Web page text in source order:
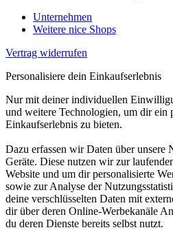
Unternehmen
Weitere nice Shops
Vertrag widerrufen
Personalisiere dein Einkaufserlebnis
Nur mit deiner individuellen
und weitere Technologien, um dir ein
Einkaufserlebnis zu bieten.
Dazu erfassen wir Daten über unsere
Geräte. Diese nutzen wir zur
Website und um dir personalisierte
sowie zur Analyse der
deine verschlüsselten Daten mit
dir über deren Online-Werbekanäle
du deren Dienste bereits selbst nutzt.